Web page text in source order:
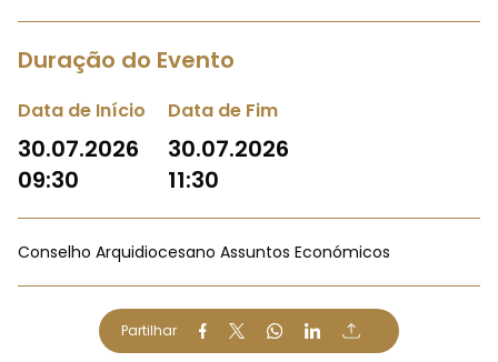
Duração do Evento
Data de Início
30.07.2026
09:30
Data de Fim
30.07.2026
11:30
Conselho Arquidiocesano Assuntos Económicos
Partilhar